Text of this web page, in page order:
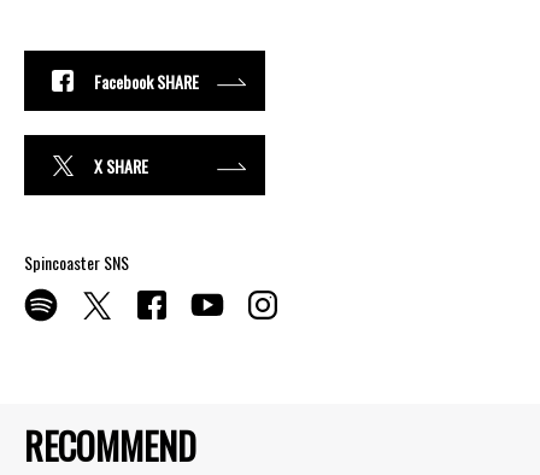
RECOMMEND
Facebook SHARE
X SHARE
Spincoaster SNS